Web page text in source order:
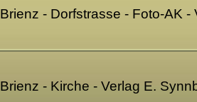
Brienz - Dorfstrasse - Foto-AK
Brienz - Kirche - Verlag E.